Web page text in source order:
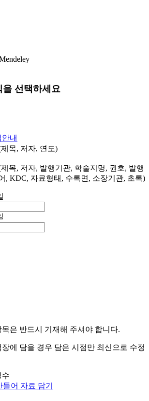
선택하세요
내
목, 저자, 연도)
목, 저자, 발행기관, 학술지명, 권호, 발행
, KDC, 자료형태, 수록면, 소장기관, 초록)
목은 반드시 기재해 주셔야 합니다.
에 담을 경우 담은 시점만 최신으로 수정
어 자료 담기